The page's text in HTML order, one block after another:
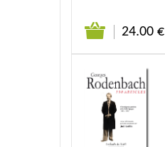
24.00 €